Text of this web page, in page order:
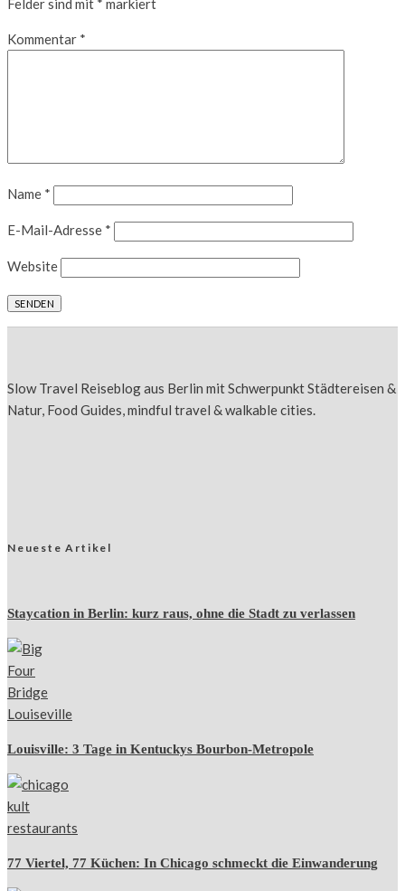
Felder sind mit * markiert
Kommentar *
Name *
E-Mail-Adresse *
Website
Slow Travel Reiseblog aus Berlin mit Schwerpunkt Städtereisen &
Natur, Food Guides, mindful travel & walkable cities.
Neueste Artikel
Staycation in Berlin: kurz raus, ohne die Stadt zu verlassen
Louisville: 3 Tage in Kentuckys Bourbon-Metropole
77 Viertel, 77 Küchen: In Chicago schmeckt die Einwanderung